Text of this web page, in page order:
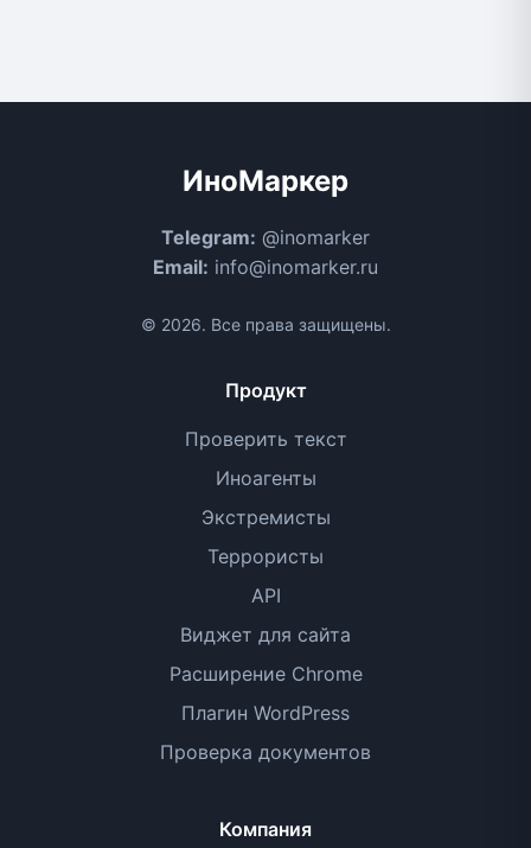
ИноМаркер
Telegram: @inomarker
Email: info@inomarker.ru
© 2026. Все права защищены.
Продукт
Проверить текст
Иноагенты
Экстремисты
Террористы
API
Виджет для сайта
Расширение Chrome
Плагин WordPress
Проверка документов
Компания